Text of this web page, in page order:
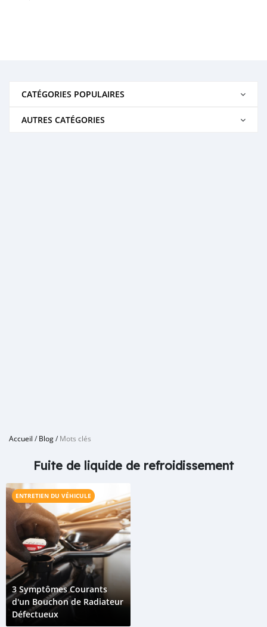
CATÉGORIES POPULAIRES
AUTRES CATÉGORIES
Accueil /Blog/Mots clés
Fuite de liquide de refroidissement
ENTRETIEN DU VÉHICULE
3 Symptômes Courants
d'un Bouchon de Radiateur
Défectueux